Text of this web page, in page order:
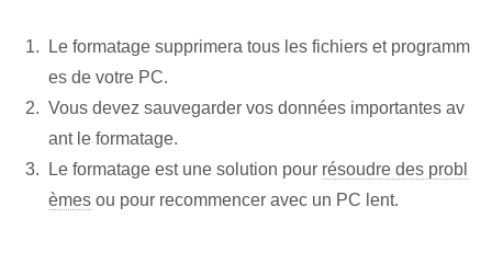
Le formatage supprimera tous les fichiers et programm
es de votre PC.
Vous devez sauvegarder vos données importantes av
ant le formatage.
Le formatage est une solution pour résoudre des probl
èmes ou pour recommencer avec un PC lent.